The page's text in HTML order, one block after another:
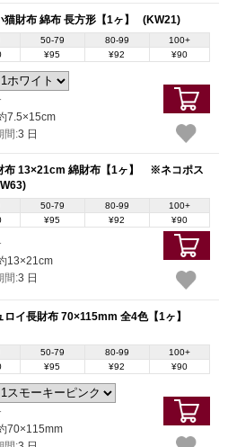
猫財布 綿布 長方形【1ヶ】 (KW21)
50-79 80-99
100+
¥95 ¥92 ¥90
7.5×15cm
間:3 日
布 13×21cm 綿財布【1ヶ】 ※ネコポス
50-79 80-99
100+
¥95 ¥92 ¥90
13×21cm
間:3 日
ロイ長財布 70×115mm 全4色【1ヶ】
50-79 80-99
100+
¥95 ¥92 ¥90
70×115mm